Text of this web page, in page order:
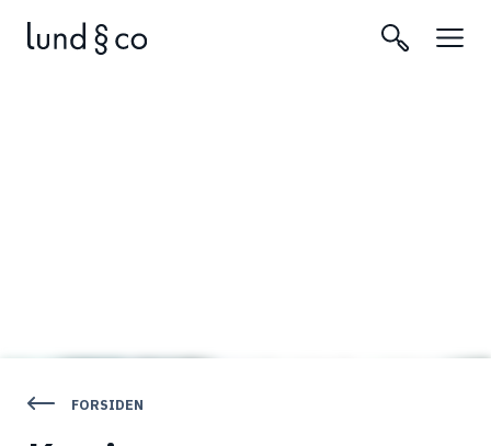
FORSIDEN